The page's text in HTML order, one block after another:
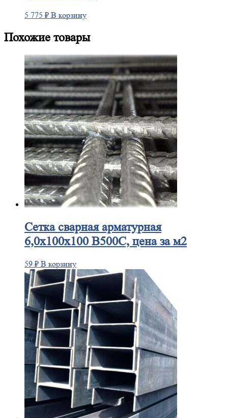
5 775 ₽ В корзину
Похожие товары
Сеткасварная арматурная
6,0х100х100 В500С, цена за м2
59 ₽ В корзину